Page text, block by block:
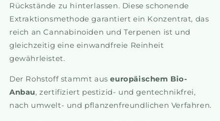
Rückstände zu hinterlassen. Diese schonende
Extraktionsmethode garantiert ein Konzentrat, das
reich an Cannabinoiden und Terpenen ist und
gleichzeitig eine einwandfreie Reinheit
gewährleistet.
Der Rohstoff stammt auseuropäischem Bio-
Anbau, zertifiziert pestizid- und gentechnikfrei,
nach umwelt- und pflanzenfreundlichen Verfahren.